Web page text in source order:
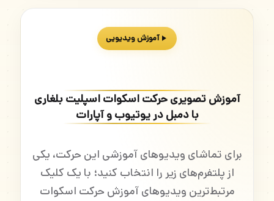
آموزش ویدیویی
آموزش تصویری حرکت اسکوات اسپلیت بلغاری
با دمبل در یوتیوب و آپارات
برای تماشای ویدیوهای آموزشی این حرکت، یکی
از پلتفرم‌های زیر را انتخاب کنید؛ با یک کلیک
مرتبط‌ترین ویدیوهای آموزش حرکت اسکوات